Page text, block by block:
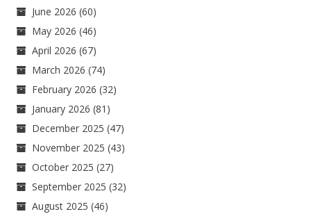
June 2026 (60)
May 2026 (46)
April 2026 (67)
March 2026 (74)
February 2026 (32)
January 2026 (81)
December 2025 (47)
November 2025 (43)
October 2025 (27)
September 2025 (32)
August 2025 (46)